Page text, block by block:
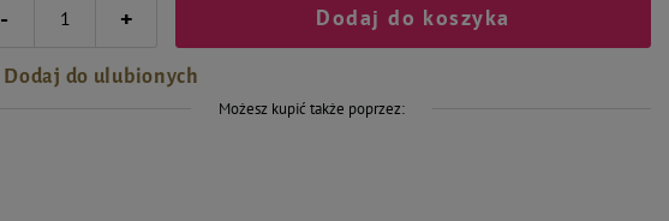
- + Dodaj do koszyka
Dodaj do ulubionych
Możesz kupić także poprzez: